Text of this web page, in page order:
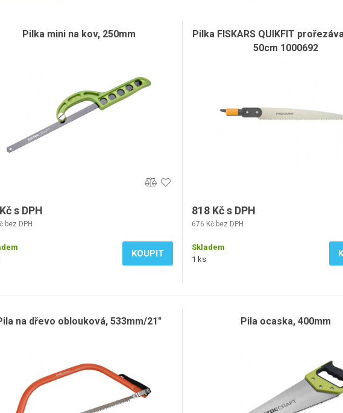
Pilka mini na kov, 250mm
s DPH
bez DPH
KOUPIT
Pilka FISKARS QUIKFIT
50cm 1000692
818 Kč s DPH
676 Kč bez DPH
Skladem
1 ks
na dřevo oblouková, 533mm/21" Pila ocaska, 400mm